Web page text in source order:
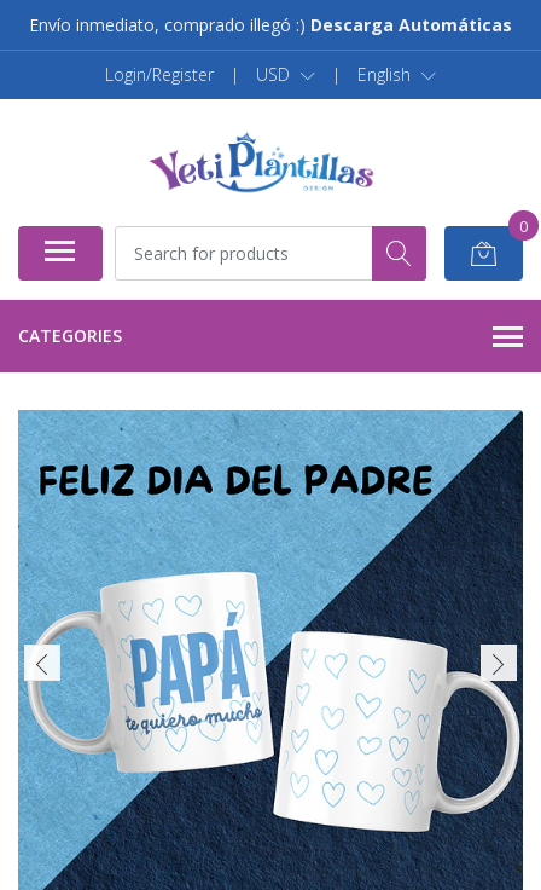
Envío inmediato, comprado illegó :) Descarga Automáticas
Login/Register | USD | English
0
CATEGORIES